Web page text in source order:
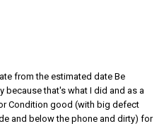
from the estimated date Be
because that's what I did and as a
Condition good (with big defect
and below the phone and dirty) for